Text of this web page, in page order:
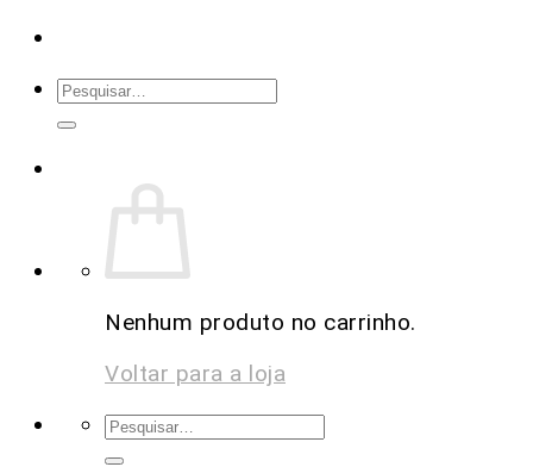
Nenhum produto no carrinho.
Voltar para a loja